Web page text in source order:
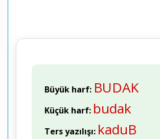
Büyük harf: BUDAK
Küçük harf: budak
Ters yazılışı: kaduB